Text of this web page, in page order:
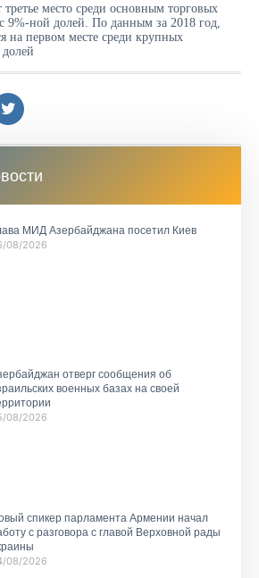
место среди основным торговых
9%-ной долей. По данным за 2018 год,
на первом месте среди крупных
МИД Азербайджана посетил Киев
08/2026
отверг сообщения об
военных базах на своей
08/2026
спикер парламента Армении начал
с разговора с главой Верховной рады
08/2026